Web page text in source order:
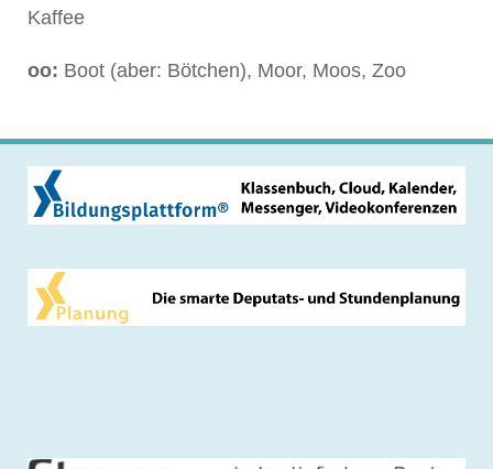
Kaffee
oo: Boot (aber: Bötchen), Moor, Moos, Zoo